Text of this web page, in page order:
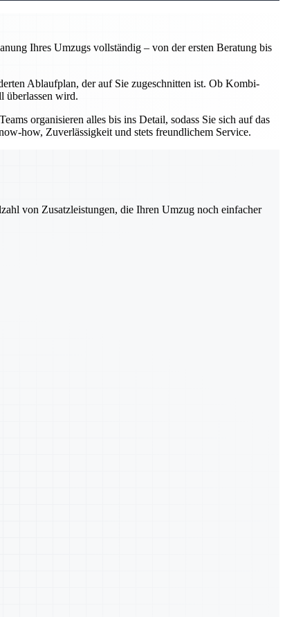
Ihres Umzugs vollständig – von der ersten Beratung bis
Ablaufplan, der auf Sie zugeschnitten ist. Ob Kombi-
überlassen wird.
organisieren alles bis ins Detail, sodass Sie sich auf das
how, Zuverlässigkeit und stets freundlichem Service.
von Zusatzleistungen, die Ihren Umzug noch einfacher